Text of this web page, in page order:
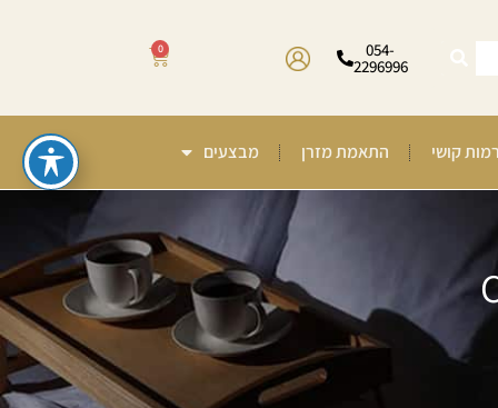
054-
2296996
0
קושי התאמת מזרן מבצעים